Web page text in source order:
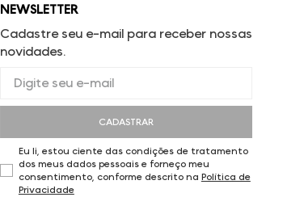
NEWSLETTER
Cadastre seu e-mail para receber nossas
novidades.
CADASTRAR
Eu li, estou ciente das condições de tratamento
dos meus dados pessoais e forneço meu
consentimento, conforme descrito na Política de
Privacidade